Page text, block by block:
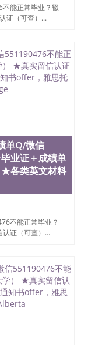
能正常毕业？辍
证（可查）...
单Q/微信
业证＋成绩单
各类英文材料
不能正常毕业？
证（可查）...